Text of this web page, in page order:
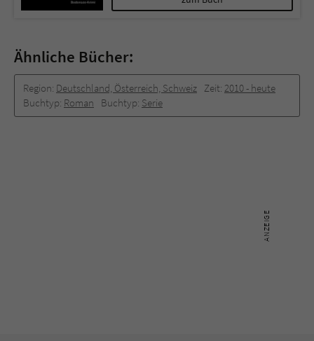
Ähnliche Bücher:
Region: Deutschland, Österreich, Schweiz Zeit: 2010 -­ heute
Buchtyp: Roman Buchtyp: Serie